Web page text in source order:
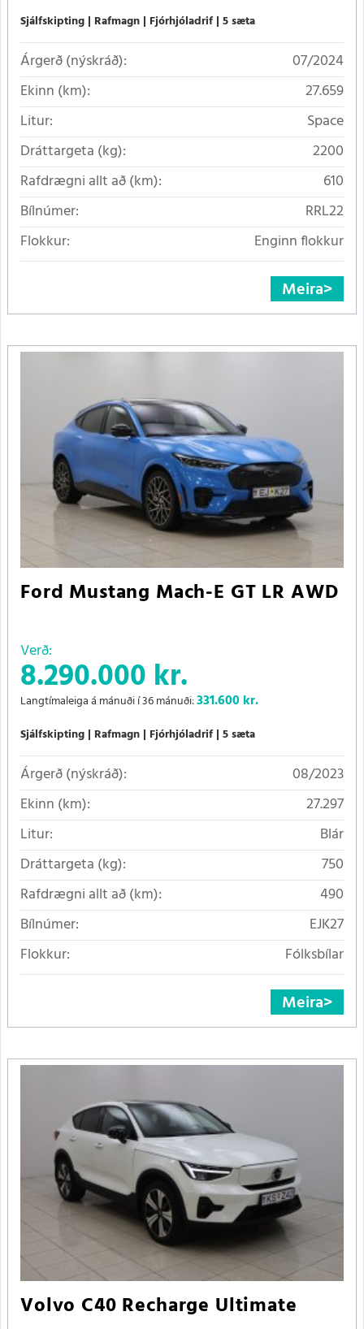
Sjálfskipting Rafmagn Fjórhjóladrif 5 sæta
Árgerð (nýskráð):
07/2024
Ekinn (km):
27.659
Litur:
Space
Dráttargeta (kg):
2200
Rafdrægni allt að (km):
610
Bílnúmer:
RRL22
Flokkur:
Enginn flokkur
Meira
Ford Mustang Mach-E GT LR AWD
Verð:
8.290.000 kr.
Langtímaleiga á mánuði í 36 mánuði:331.600kr.
Sjálfskipting Rafmagn Fjórhjóladrif 5 sæta
Árgerð (nýskráð):
08/2023
Ekinn (km):
27.297
Litur:
Blár
Dráttargeta (kg):
750
Rafdrægni allt að (km):
490
Bílnúmer:
EJK27
Flokkur:
Fólksbílar
Meira
Volvo C40 Recharge Ultimate